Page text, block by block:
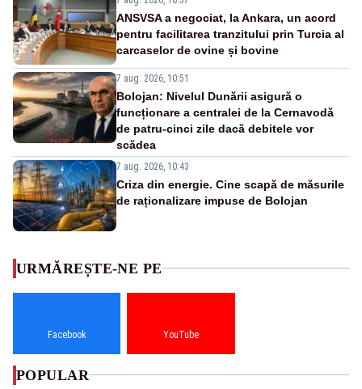
ANSVSA a negociat, la Ankara, un acord
pentru facilitarea tranzitului prin Turcia al
carcaselor de ovine și bovine
7 aug. 2026, 10:51
Bolojan: Nivelul Dunării asigură o
funcționare a centralei de la Cernavodă
de patru-cinci zile dacă debitele vor
scădea
7 aug. 2026, 10:43
Criza din energie. Cine scapă de măsurile
de raționalizare impuse de Bolojan
URMĂREȘTE-NE PE
Facebook YouTube
POPULAR